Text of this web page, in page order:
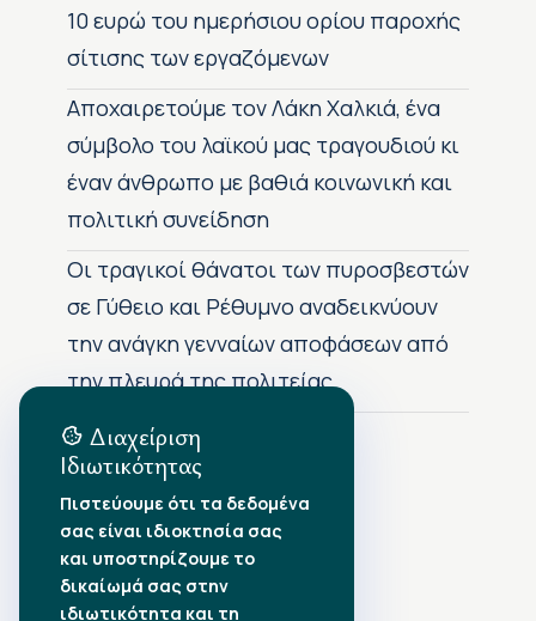
10 ευρώ του ημερήσιου ορίου παροχής
σίτισης των εργαζόμενων
Αποχαιρετούμε τον Λάκη Χαλκιά, ένα
σύμβολο του λαϊκού μας τραγουδιού κι
έναν άνθρωπο με βαθιά κοινωνική και
πολιτική συνείδηση
Οι τραγικοί θάνατοι των πυροσβεστών
σε Γύθειο και Ρέθυμνο αναδεικνύουν
την ανάγκη γενναίων αποφάσεων από
την πλευρά της πολιτείας
Αρχείο Δημοσιεύσεων
•Αύγουστος 2026
•Ιούλιος 2026
•Ιούνιος 2026
Διαχείριση
Ιδιωτικότητας
Πιστεύουμε ότι τα δεδομένα
σας είναι ιδιοκτησία σας
και υποστηρίζουμε το
δικαίωμά σας στην
ιδιωτικότητα και τη